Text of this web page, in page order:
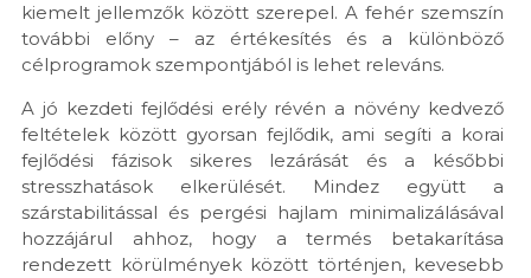
kiemelt jellemzők között szerepel. A fehér szemszín
további előny – az értékesítés és a különböző
célprogramok szempontjából is lehet releváns.
A jó kezdeti fejlődési erély révén a növény kedvező
feltételek között gyorsan fejlődik, ami segíti a korai
fejlődési fázisok sikeres lezárását és a későbbi
stresszhatások elkerülését. Mindez együtt a
szárstabilitással és pergési hajlam minimalizálásával
hozzájárul ahhoz, hogy a termés betakarítása
rendezett körülmények között történjen, kevesebb